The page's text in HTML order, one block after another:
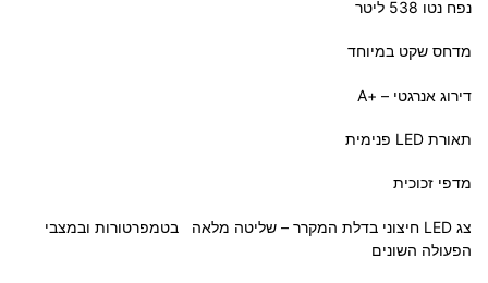
נפח נטו 538 ליטר
מדחס שקט במיוחד
דירוג אנרגטי – +A
תאורת LED פנימית
מדפי זכוכית
צג LED חיצוני בדלת המקרר – שליטה מלאה בטמפרטורות ובמצבי
הפעולה השונים